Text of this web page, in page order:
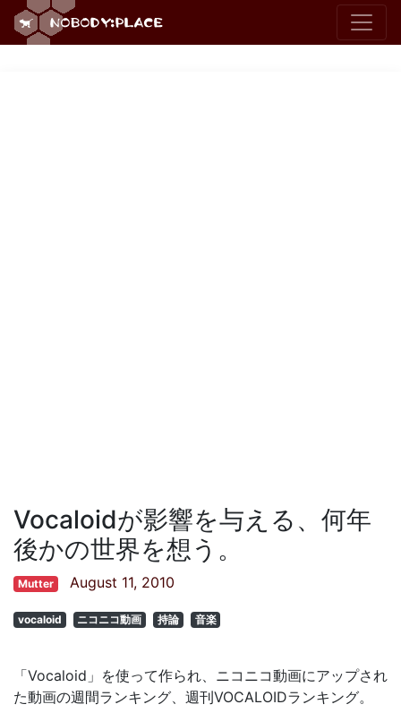
Vocaloidが影響を与える、何年
後かの世界を想う。
Mutter August 11, 2010
vocaloid ニコニコ動画 持論 音楽
「Vocaloid」を使って作られ、ニコニコ動画にアップされ
た動画の週間ランキング、週刊VOCALOIDランキング。